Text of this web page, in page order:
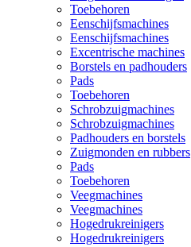
Toebehoren
Eenschijfsmachines
Eenschijfsmachines
Excentrische machines
Borstels en padhouders
Pads
Toebehoren
Schrobzuigmachines
Schrobzuigmachines
Padhouders en borstels
Zuigmonden en rubbers
Pads
Toebehoren
Veegmachines
Veegmachines
Hogedrukreinigers
Hogedrukreinigers